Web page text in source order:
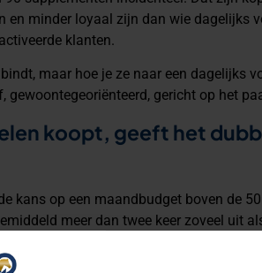
en minder loyaal zijn dan wie dagelijks
klanten.
maar hoe je ze naar een dagelijks
gewoontegeoriënteerd, gericht op het
koopt, geeft het
kans op een maandbudget boven de
meer dan twee keer zoveel uit
bedrag. Het zit in de